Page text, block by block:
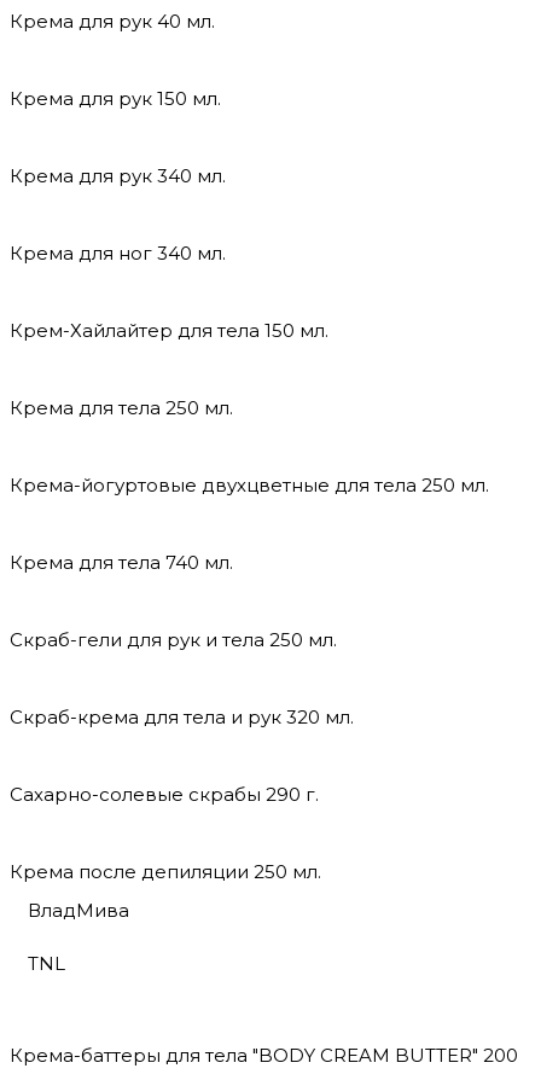
Крема для рук 40 мл.
Крема для рук 150 мл.
Крема для рук 340 мл.
Крема для ног 340 мл.
Крем-Хайлайтер для тела 150 мл.
Крема для тела 250 мл.
Крема-йогуртовые двухцветные для тела 250 мл.
Крема для тела 740 мл.
Скраб-гели для рук и тела 250 мл.
Скраб-крема для тела и рук 320 мл.
Сахарно-солевые скрабы 290 г.
Крема после депиляции 250 мл.
ВладМива
TNL
Крема-баттеры для тела "BODY CREAM BUTTER" 200